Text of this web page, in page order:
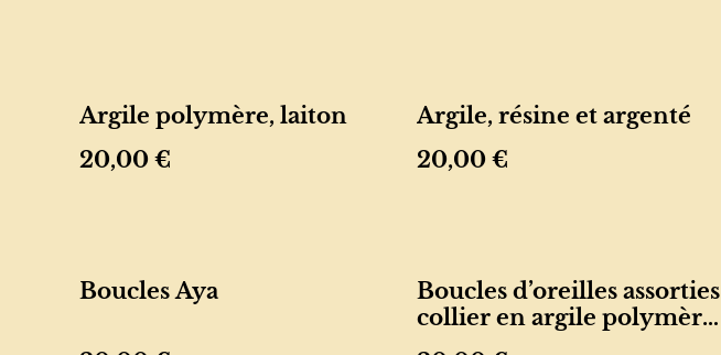
Argile polymère, laiton
20,00 €
Argile, résine et argenté
20,00 €
Boucles Aya
Boucles d’oreilles assorties
collier en argile polymère